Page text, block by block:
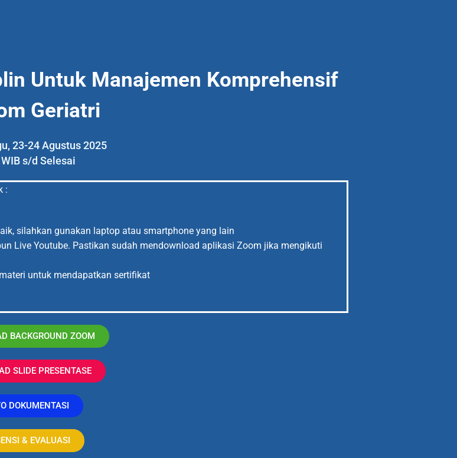
Untuk Manajemen Komprehensif
Geriatri
23-24 Agustus 2025
s/d Selesai
:
silahkan gunakan laptop atau smartphone yang lain
Live Youtube. Pastikan sudah mendownload aplikasi Zoom jika mengikuti
untuk mendapatkan sertifikat
BACKGROUND ZOOM
SLIDE PRESENTASE
DOKUMENTASI
& EVALUASI